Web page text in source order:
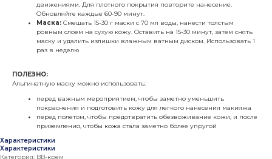
движениями. Для плотного покрытия повторите нанесение.
Обновляйте каждые 60-90 минут.
Маска: Смешать 15-30 г маски с 70 мл воды, нанести толстым
ровным слоем на сухую кожу. Оставить на 15-30 минут, затем снять
маску и удалить излишки влажным ватным диском. Использовать 1
раз в неделю
ПОЛЕЗНО:
Альгинатную маску можно использовать:
перед важным мероприятием, чтобы заметно уменьшить
покраснения и подготовить кожу для легкого нанесения макияжа
перед полетом, чтобы предотвратить обезвоживание кожи, и после
приземления, чтобы кожа стала заметно более упругой
Характеристики
Характеристики
Категория: BB-крем